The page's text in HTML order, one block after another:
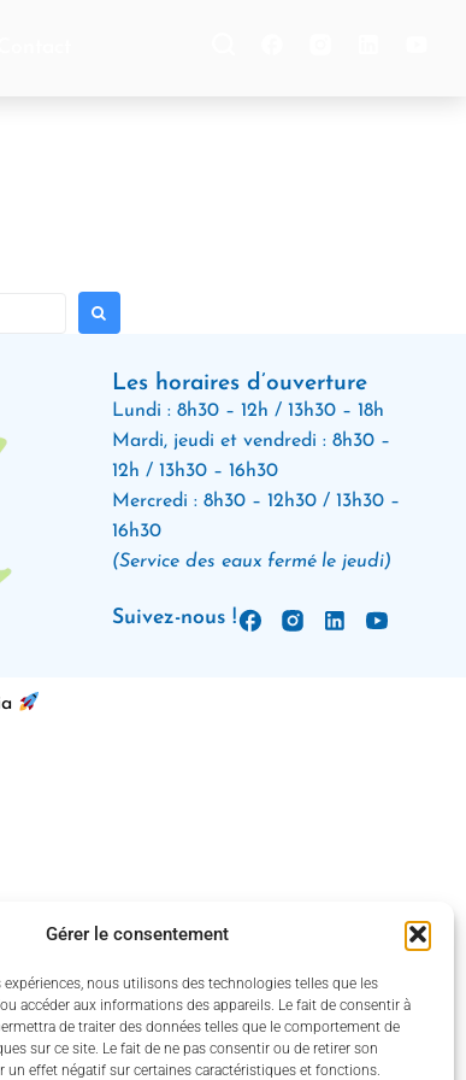
Gérer le consentement
nous utilisons des technologies telles que les
accéder aux informations des appareils. Le fait de consentir à
de traiter des données telles que le comportement de
sur ce site. Le fait de ne pas consentir ou de retirer son
un effet négatif sur certaines caractéristiques et fonctions.
Les horaires d’ouverture
Lundi : 8h30 – 12h / 13h30 – 18h
Mardi, jeudi et vendredi : 8h30 –
12h / 13h30 – 16h30
Mercredi : 8h30 – 12h30 / 13h30 –
16h30
(Service des eaux fermé le jeudi)
Suivez-nous !